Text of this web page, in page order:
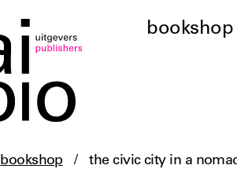
bookshop
bookshop / the civic city in a